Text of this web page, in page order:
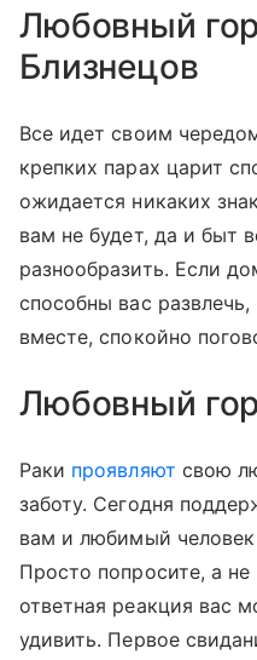
Любовный
Близнецов
Все идет своим
крепких парах царит
ожидается никаких
вам не будет, да и быт
разнообразить. Если
способны вас
вместе, спокойно
Любовный
Раки проявляют свою
заботу. Сегодня
вам и любимый человек
Просто попросите, а не
ответная реакция вас
удивить. Первое